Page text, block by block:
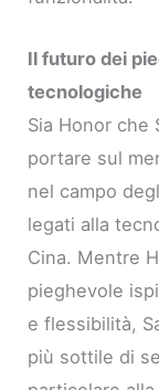
Il futuro dei
tecnologiche
Sia Honor che
portare sul
nel campo
legati alla
Cina. Mentre
pieghevole
e flessibilità,
più sottile di